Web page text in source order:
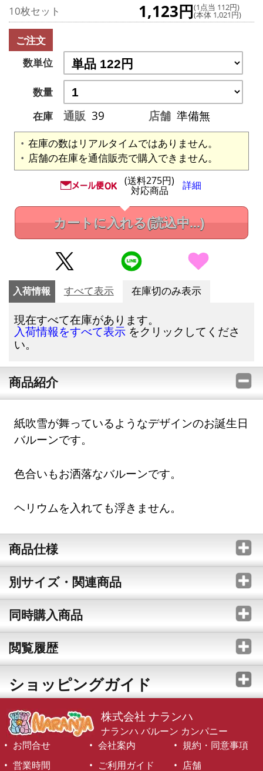
10枚セット 1,123円(1点当 112円)
(本体 1,021円)
ご注文
数単位
数量
在庫
通販 39 店舗 準備無
在庫の数はリアルタイムではありません。
店舗の在庫を通信販売で購入できません。
(送料275円)
対応商品 詳細
カートに入れる(読込中...)
入荷情報 すべて表示 在庫切のみ表示
現在すべて在庫があります。
入荷情報をすべて表示 をクリックしてくださ
い。
商品紹介
紙吹雪が舞っているようなデザインのお誕生日
バルーンです。
色合いもお洒落なバルーンです。
ヘリウムを入れても浮きません。
商品仕様
別サイズ・関連商品
同時購入商品
閲覧履歴
ショッピングガイド
株式会社 ナランハ
ナランハ バルーン カンパニー
お問合せ
会社案内
規約・同意事項
営業時間
ご利用ガイド 店舗